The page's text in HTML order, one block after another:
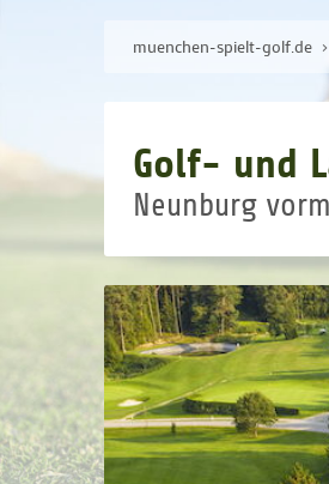
muenchen-spielt-golf.de
Golf- und
Neunburg